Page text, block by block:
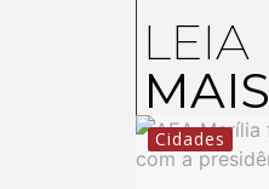
LEIA
MAIS
Cidades